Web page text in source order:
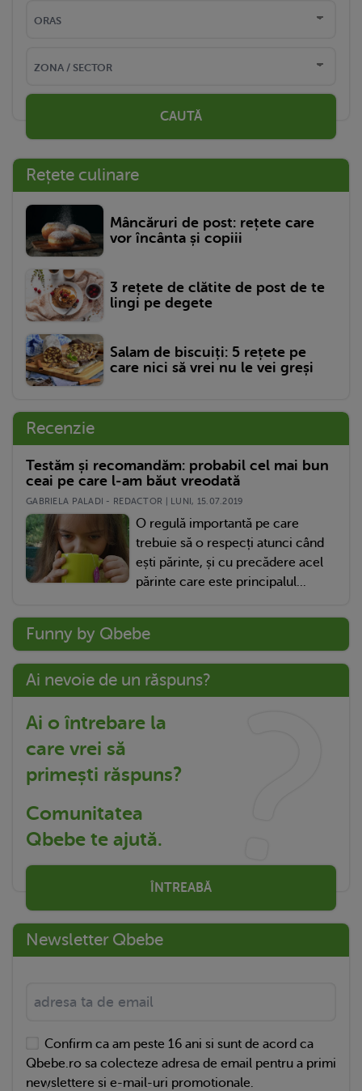
CAUTĂ
Rețete culinare
Mâncăruri de post: rețete care
vor încânta și copiii
3 rețete de clătite de post de te
lingi pe degete
Salam de biscuiți: 5 rețete pe
care nici să vrei nu le vei greși
Recenzie
Testăm și recomandăm: probabil cel mai bun
ceai pe care l-am băut vreodată
GABRIELA PALADI - REDACTOR | LUNI, 15.07.2019
O regulă importantă pe care
trebuie să o respecți atunci când
ești părinte, și cu precădere acel
părinte care este principalul...
Funny by Qbebe
Ai nevoie de un răspuns?
Ai o întrebare la
care vrei să
primești răspuns?
Comunitatea
Qbebe te ajută.
ÎNTREABĂ
Newsletter Qbebe
Confirm ca am peste 16 ani si sunt de acord ca
Qbebe.ro sa colecteze adresa de email pentru a primi
newslettere si e-mail-uri promotionale.